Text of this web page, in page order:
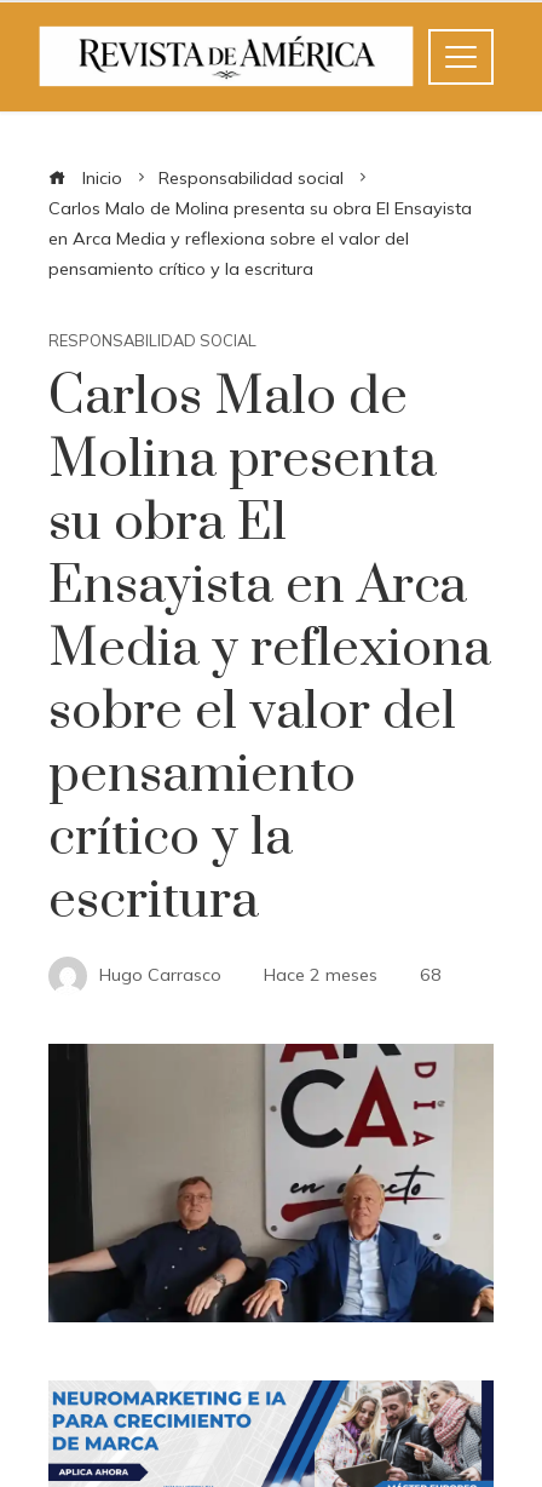
Inicio
Responsabilidad social
Carlos Malo de Molina presenta su obra El Ensayista
en Arca Media y reflexiona sobre el valor del
pensamiento crítico y la escritura
RESPONSABILIDAD SOCIAL
Carlos Malo de
Molina presenta
su obra El
Ensayista en Arca
Media y reflexiona
sobre el valor del
pensamiento
crítico y la
escritura
Hugo Carrasco Hace 2 meses 68